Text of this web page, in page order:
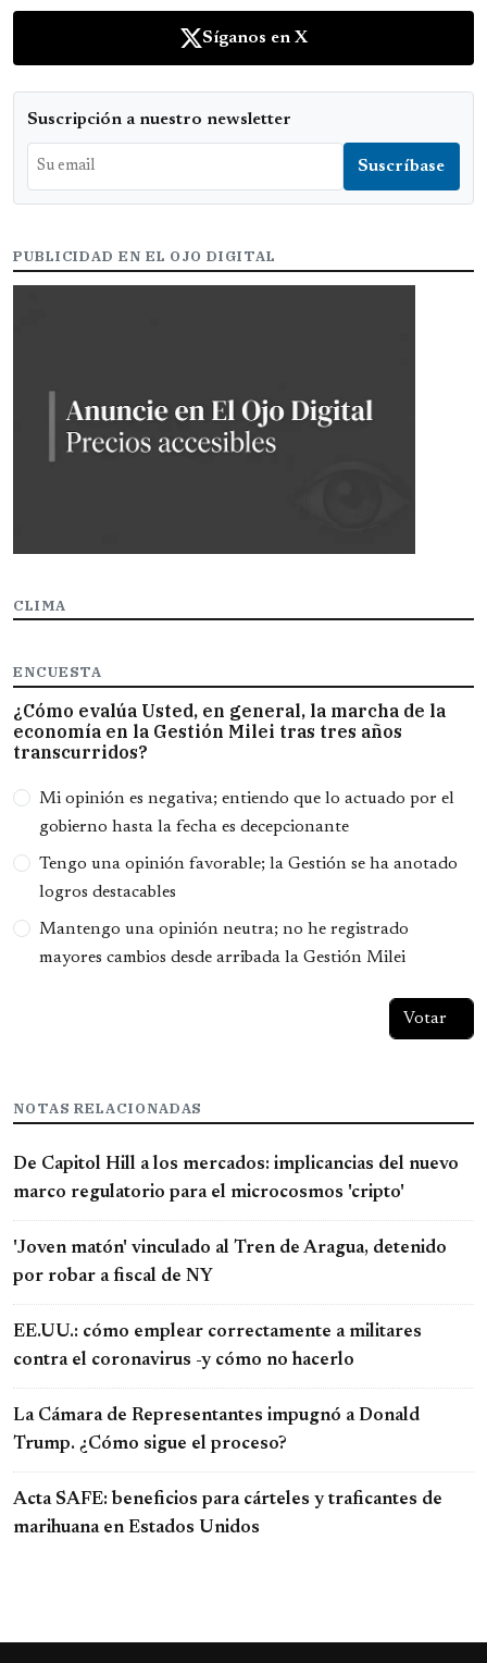
Síganos en X
Suscripción a nuestro newsletter
PUBLICIDAD EN EL OJO DIGITAL
CLIMA
ENCUESTA
¿Cómo evalúa Usted, en general, la marcha de la
economía en la Gestión Milei tras tres años
transcurridos?
Opciones
Mi opinión es negativa; entiendo que lo actuado por el
gobierno hasta la fecha es decepcionante
Tengo una opinión favorable; la Gestión se ha anotado
logros destacables
Mantengo una opinión neutra; no he registrado
mayores cambios desde arribada la Gestión Milei
NOTAS RELACIONADAS
De Capitol Hill a los mercados: implicancias del nuevo
marco regulatorio para el microcosmos 'cripto'
'Joven matón' vinculado al Tren de Aragua, detenido
por robar a fiscal de NY
EE.UU.: cómo emplear correctamente a militares
contra el coronavirus -y cómo no hacerlo
La Cámara de Representantes impugnó a Donald
Trump. ¿Cómo sigue el proceso?
Acta SAFE: beneficios para cárteles y traficantes de
marihuana en Estados Unidos